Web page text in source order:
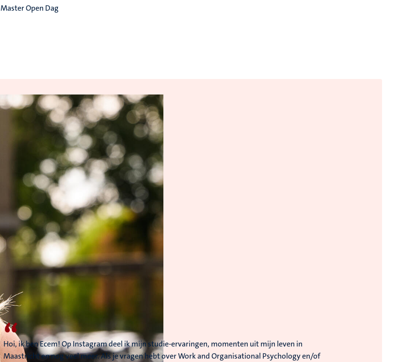
Master Open Dag
“
Hoi, ik ben Ecem! Op Instagram deel ik mijn studie-ervaringen, momenten uit mijn leven in
Maastricht en nog veel meer. Als je vragen hebt over Work and Organisational Psychology en/of